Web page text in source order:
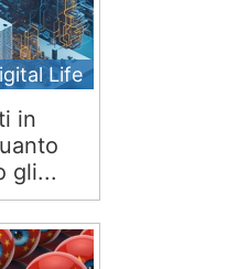
Life
in
gli...